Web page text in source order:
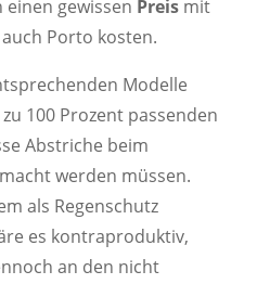
einen gewissen Preismit
Porto kosten.
Modelle
100 Prozent passenden
Abstriche beim
werden müssen.
als Regenschutz
es kontraproduktiv,
an den nicht